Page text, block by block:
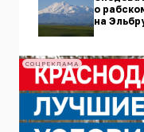
о
на
СОЦРЕКЛАМА